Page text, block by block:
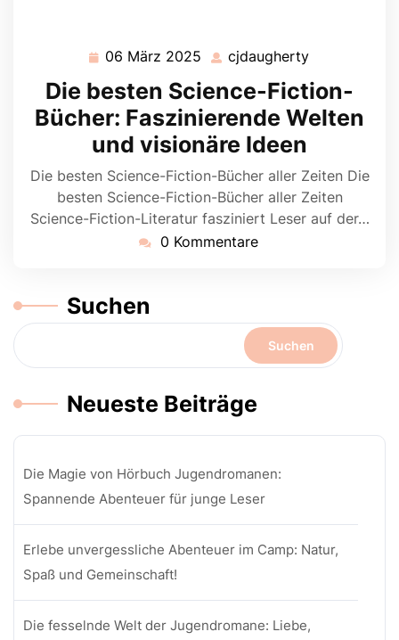
06 März 2025 06
2025
cjdaugherty
Die besten Science-Fiction-
Bücher: Faszinierende Welten
und visionäre Ideen
Die besten Science-Fiction-Bücher aller Zeiten Die
besten Science-Fiction-Bücher aller Zeiten
Science-Fiction-Literatur fasziniert Leser auf der…
0 Kommentare
Suchen
Suchen
Neueste Beiträge
Die Magie von Hörbuch Jugendromanen:
Spannende Abenteuer für junge Leser
Erlebe unvergessliche Abenteuer im Camp: Natur,
Spaß und Gemeinschaft!
Die fesselnde Welt der Jugendromane: Liebe,